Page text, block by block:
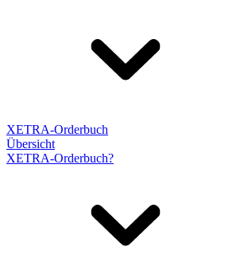
XETRA-Orderbuch
Übersicht
XETRA-Orderbuch?